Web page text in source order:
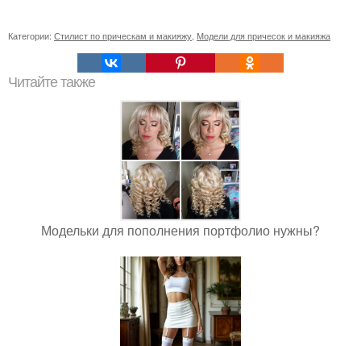
Категории: Стилист по прическам и макияжу Модели для причесок и макияжа
Читайте также
Модельки для пополнения портфолио нужны?